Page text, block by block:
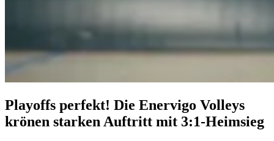
Playoffs perfekt! Die Enervigo Volleys
krönen starken Auftritt mit 3:1-Heimsieg